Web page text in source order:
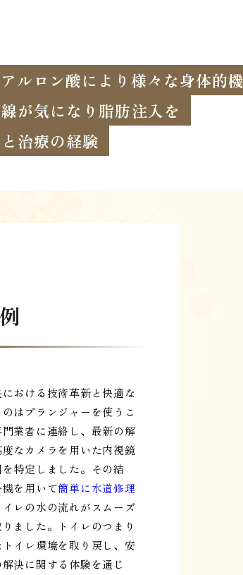
ルロン酸により様々な身体的
が気になり脂肪注入を
治療の経験
おける技術革新と快適な
はプランジャーを使うこ
業者に連絡し、最新の解
なカメラを用いた内視鏡
特定しました。その結
を用いて簡単に水道修理
レの水の流れがスムーズ
ました。トイレのつまり
イレ環境を取り戻し、安
決に関する体験を通じ